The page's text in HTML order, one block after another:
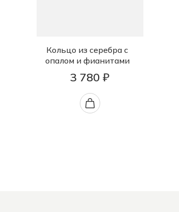
Кольцо из серебра с
опалом и фианитами
3 780 ₽